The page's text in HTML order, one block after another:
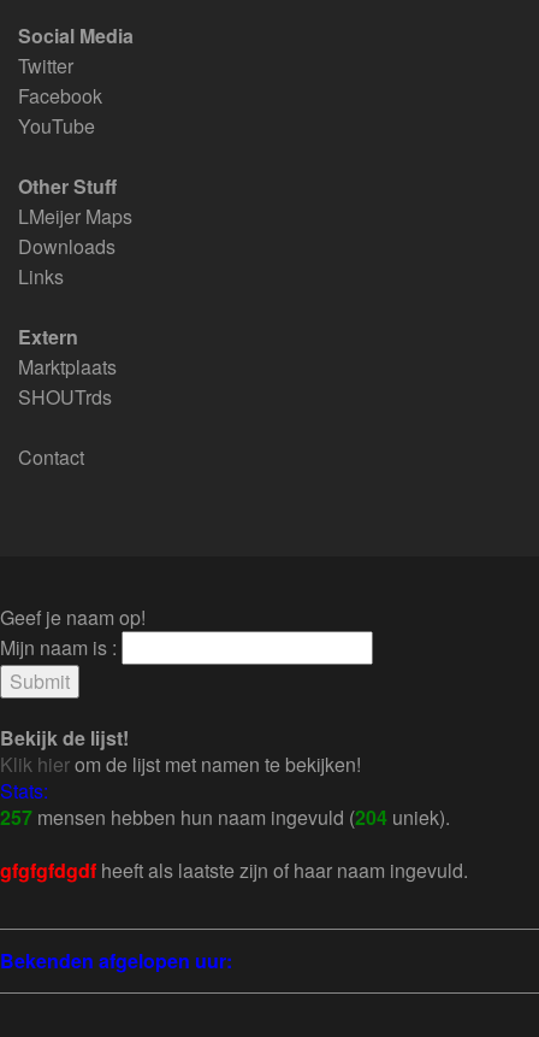
Social Media
Twitter
Facebook
YouTube
Other Stuff
LMeijer Maps
Downloads
Links
Extern
Marktplaats
SHOUTrds
Contact
Geef je naam op!
Mijn naam is :
Bekijk de lijst!
Klik hierom de lijst met namen te bekijken!
Stats:
257 mensen hebben hun naam ingevuld (204 uniek).
gfgfgfdgdf heeft als laatste zijn of haar naam ingevuld.
Bekenden afgelopen uur: